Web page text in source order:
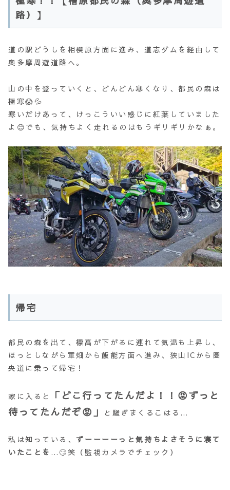
路）】
道の駅どうしを相模原方面に進み、道志ダムを経由して
奥多摩周遊道路へ。
山の中を登っていくと、どんどん寒くなり、都民の森は
極寒😱💦
寒いだけあって、けっこういい感じに紅葉していました
よ😊でも、気持ちよく走れるのはもうギリギリかなぁ。
帰宅
都民の森を出て、標高が下がるに連れて気温も上昇し、
ほっとしながら軍畑から飯能方面へ進み、狭山ICから圏
央道に乗って帰宅！
家に入ると
「どこ行ってたんだよ！！😡ずっと
待ってたんだぞ😡」
と騒ぎまくるこはる…
私は知っている、 ずーーーーっと気持ちよさそうに寝て
いたことを …🙄笑（監視カメラでチェック）